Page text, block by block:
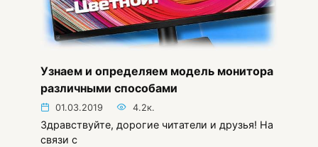
Узнаем и определяем модель монитора
различными способами
01.03.2019 4.2к.
Здравствуйте, дорогие читатели и друзья! На
связи с